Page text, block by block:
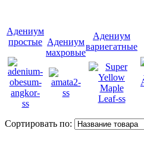
Адениум
простые Адениум
махровые
Адениум
вариегатные
Сортировать по: